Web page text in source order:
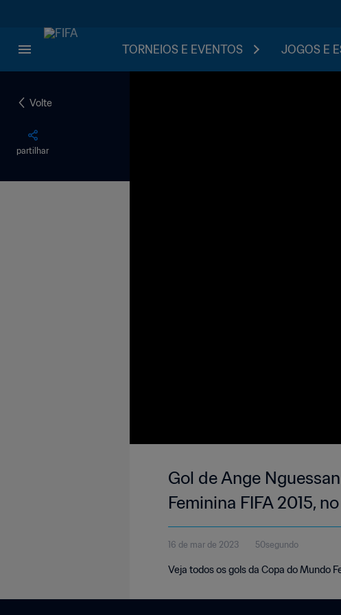
TORNEIOS E EVENTOS JOGOS E
Volte
partilhar
Gol de Ange
Feminina FIFA 2015,
16 de mar de 2023 50segundo
Veja todos os gols da Copa do Mundo